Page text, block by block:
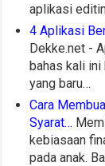
aplikasi
4 Aplikasi
Dekke.net -
bahas kali ini
yang baru…
Cara
Syarat…
kebiasaan
pada anak.